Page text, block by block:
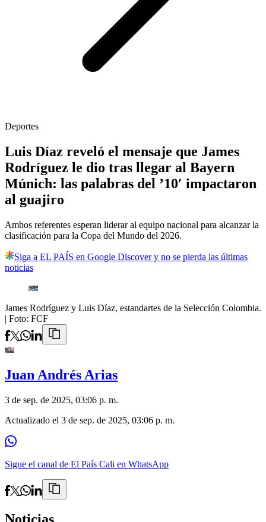
Deportes
Luis Díaz reveló el mensaje que James
Rodríguez le dio tras llegar al Bayern
Múnich: las palabras del ’10′ impactaron
al guajiro
Ambos referentes esperan liderar al equipo nacional para alcanzar la
clasificación para la Copa del Mundo del 2026.
Siga a EL PAÍS en Google Discover y no se pierda las últimas
noticias
James Rodríguez y Luis Díaz, estandartes de la Selección Colombia.
| Foto: FCF
Juan Andrés Arias
3 de sep. de 2025, 03:06 p. m.
Actualizado el 3 de sep. de 2025, 03:06 p. m.
Sigue el canal de El País Cali en WhatsApp